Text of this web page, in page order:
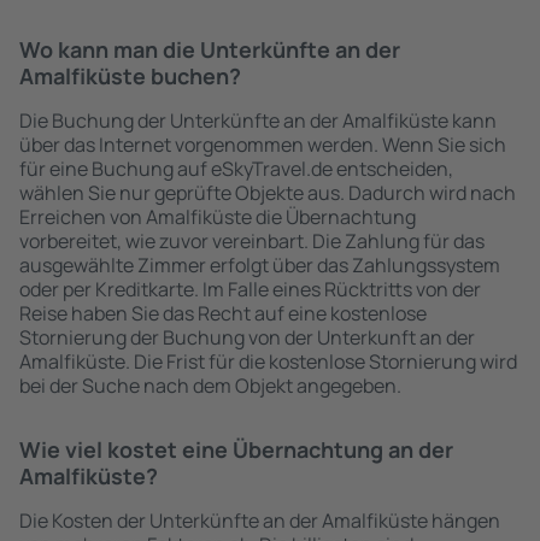
Wo kann man die Unterkünfte an der
Amalfiküste buchen?
Die Buchung der Unterkünfte an der Amalfiküste kann
über das Internet vorgenommen werden. Wenn Sie sich
für eine Buchung auf eSkyTravel.de entscheiden,
wählen Sie nur geprüfte Objekte aus. Dadurch wird nach
Erreichen von Amalfiküste die Übernachtung
vorbereitet, wie zuvor vereinbart. Die Zahlung für das
ausgewählte Zimmer erfolgt über das Zahlungssystem
oder per Kreditkarte. Im Falle eines Rücktritts von der
Reise haben Sie das Recht auf eine kostenlose
Stornierung der Buchung von der Unterkunft an der
Amalfiküste. Die Frist für die kostenlose Stornierung wird
bei der Suche nach dem Objekt angegeben.
Wie viel kostet eine Übernachtung an der
Amalfiküste?
Die Kosten der Unterkünfte an der Amalfiküste hängen